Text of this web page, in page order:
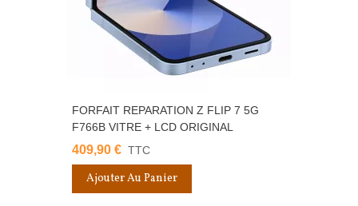
FORFAIT REPARATION Z FLIP 7 5G
F766B VITRE + LCD ORIGINAL
409,90 € TTC
Ajouter Au Panier